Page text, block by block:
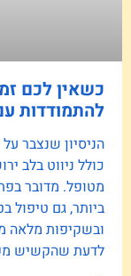
כשאין לכם
להתמודדות
הניסיון שנצבר
מטופל. מדובר
ביותר, גם טיפול
ובשקיפות מלאה
לדעת שהקשיש